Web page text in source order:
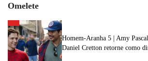
Omelete
Homem-Aranha 5 | Amy
Daniel Cretton retorne como